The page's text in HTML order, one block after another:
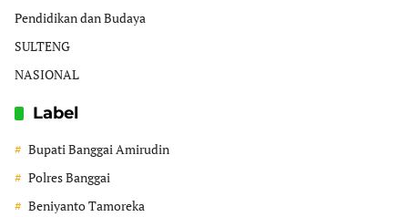
Pendidikan dan Budaya
SULTENG
NASIONAL
Label
Bupati Banggai Amirudin
Polres Banggai
Beniyanto Tamoreka